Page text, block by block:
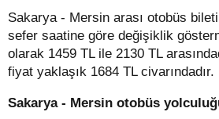
Sakarya - Mersin arası otobüs
sefer saatine göre değişiklik
olarak 1459 TL ile 2130 TL
fiyat yaklaşık 1684 TL civarındadır.
Sakarya - Mersin otobüs